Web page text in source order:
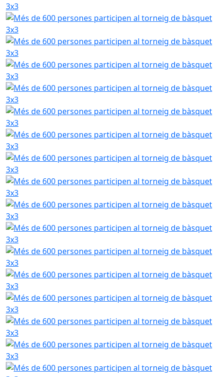
Més de 600 persones participen al torneig de bàsquet 3x3
Més de 600 persones participen al torneig de bàsquet 3x3
Més de 600 persones participen al torneig de bàsquet 3x3
Més de 600 persones participen al torneig de bàsquet 3x3
Més de 600 persones participen al torneig de bàsquet 3x3
Més de 600 persones participen al torneig de bàsquet 3x3
Més de 600 persones participen al torneig de bàsquet 3x3
Més de 600 persones participen al torneig de bàsquet 3x3
Més de 600 persones participen al torneig de bàsquet 3x3
Més de 600 persones participen al torneig de bàsquet 3x3
Més de 600 persones participen al torneig de bàsquet 3x3
Més de 600 persones participen al torneig de bàsquet 3x3
Més de 600 persones participen al torneig de bàsquet 3x3
Més de 600 persones participen al torneig de bàsquet 3x3
Més de 600 persones participen al torneig de bàsquet 3x3
Més de 600 persones participen al torneig de bàsquet 3x3